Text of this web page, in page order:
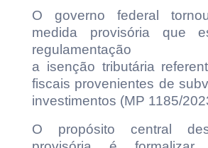
O governo federal
medida provisória que
regulamentação
a isenção tributária
fiscais provenientes de
investimentos (MP 1185/
O propósito central